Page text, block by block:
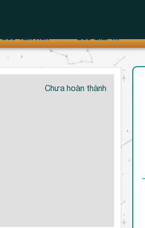
Góc Tâm Hồn Góc Giải Trí
Chưa hoàn thành